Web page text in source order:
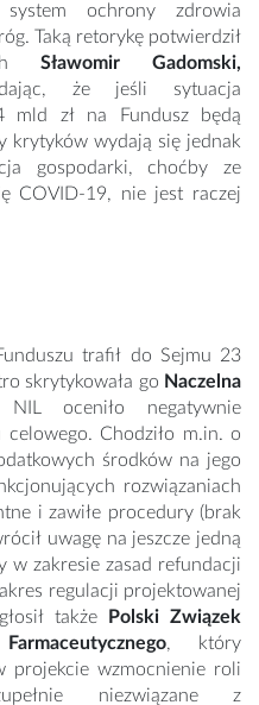
ochrony zdrowia
Taką retorykę potwierdził
Sławomir Gadomski,
że jeśli sytuacja
mld zł na Fundusz będą
krytyków wydają się jednak
gospodarki, choćby ze
COVID-19, nie jest raczej
trafił do Sejmu 23
skrytykowała go Naczelna
oceniło negatywnie
celowego. Chodziło m.in. o
środków na jego
rozwiązaniach
i zawiłe procedury (brak
uwagę na jeszcze jedną
w zakresie zasad refundacji
regulacji projektowanej
także
Polski Związek
, który
projekcie wzmocnienie roli
niezwiązane z